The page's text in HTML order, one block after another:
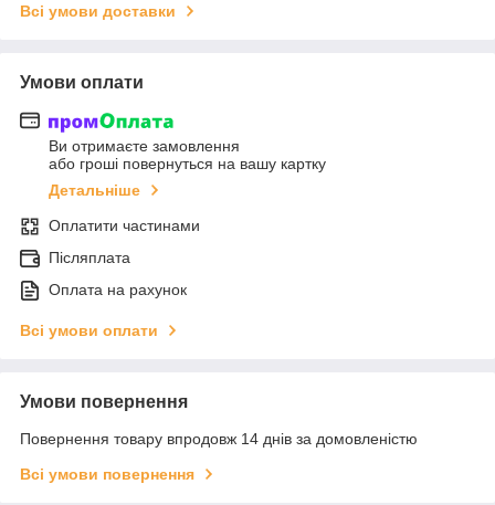
Всі умови доставки
Умови оплати
Ви отримаєте замовлення
або гроші повернуться на вашу картку
Детальніше
Оплатити частинами
Післяплата
Оплата на рахунок
Всі умови оплати
Умови повернення
Повернення товару впродовж 14 днів за домовленістю
Всі умови повернення